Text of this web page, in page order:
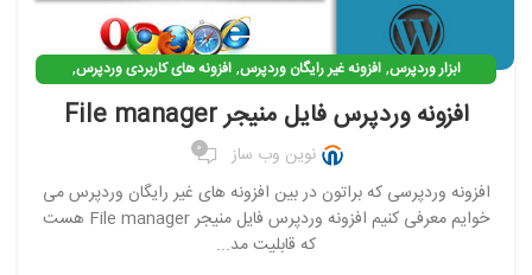
ابزار وردپرس,افزونه غیر رایگان وردپرس,افزونه های کاربردی وردپرس,
افزونه وردپرس ,
افزونه وردپرس فایل منیجر File manager
نوین وب ساز 0
افزونه وردپرسی که براتون در بین افزونه های غیر رایگان وردپرس می
خوایم معرفی کنیم افزونه وردپرس فایل منیجر File manager هست
که قابلیت مد...